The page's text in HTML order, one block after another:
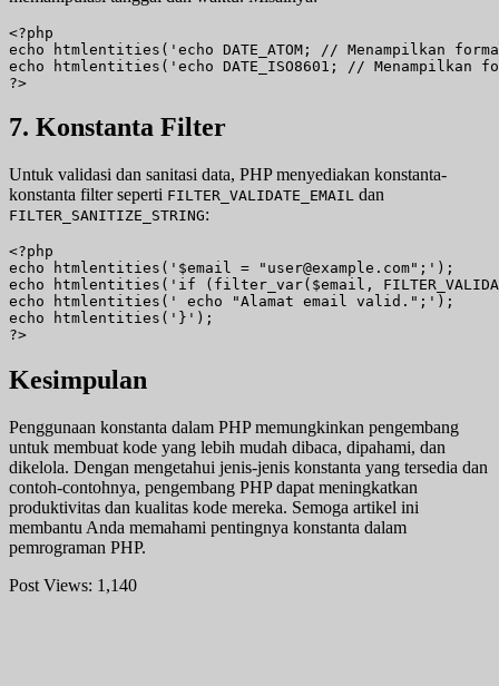
<?php
echo htmlentities('echo DATE_ATOM; // Menampilkan
echo htmlentities('echo DATE_ISO8601; // Menampilkan
?>
7. Konstanta Filter
Untuk validasi dan sanitasi data, PHP menyediakan konstanta-
konstanta filter seperti FILTER_VALIDATE_EMAIL dan
FILTER_SANITIZE_STRING:
<?php
echo htmlentities('$email = "user@example.com";');
echo htmlentities('if (filter_var($email,
echo htmlentities(' echo "Alamat email valid.";');
echo htmlentities('}');
?>
Kesimpulan
Penggunaan konstanta dalam PHP memungkinkan pengembang
untuk membuat kode yang lebih mudah dibaca, dipahami, dan
dikelola. Dengan mengetahui jenis-jenis konstanta yang tersedia dan
contoh-contohnya, pengembang PHP dapat meningkatkan
produktivitas dan kualitas kode mereka. Semoga artikel ini
membantu Anda memahami pentingnya konstanta dalam
pemrograman PHP.
Post Views: 1,140